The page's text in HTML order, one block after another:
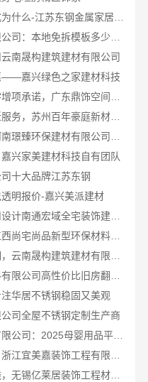
南晟构建筑建材有限公司
——嘉兴绿色之家建材科技
苏州相城靠谱家装就近服务，苏州百年豪庭新材料有限公司快速响应
兴家美建材科技自有团队
十大品牌江苏东钢
明报价-嘉兴美派建材
南通海安毛坯装饰公司设计南通宏域全宅装饰建材有限公司
江西装修原木风全包江西尚宅尚品新型环保材料有限公司
华居不锈钢稳固又美观
司全屋不锈钢定制生产商
湖北省惠物电子商务有限公司：2025母婴用品平台优缺点测评
无锡毛坯房半包多少钱，无锡亿莱居装饰工程材料有限公司